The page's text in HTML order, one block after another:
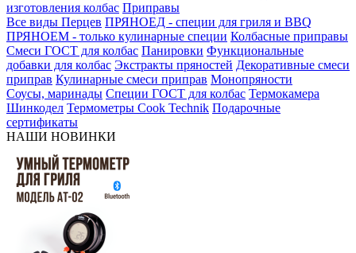
изготовления колбас Приправы
Все виды Перцев ПРЯНОЕД - специи для гриля и BBQ
ПРЯНОЕМ - только кулинарные специи Колбасные приправы
Смеси ГОСТ для колбас Панировки Функциональные
добавки для колбас Экстракты пряностей Декоративные смеси
приправ Кулинарные смеси приправ Монопряности
Соусы, маринады Специи ГОСТ для колбас Термокамера
Шинкодел Термометры Cook Technik Подарочные
сертификаты
НАШИ НОВИНКИ